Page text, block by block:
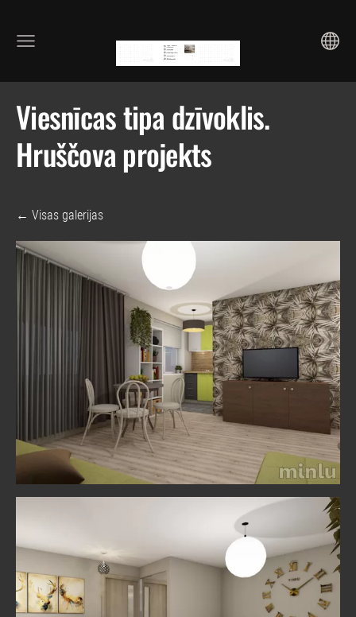
Viesnīcas tipa dzīvoklis.
Hruščova projekts
Visas galerijas